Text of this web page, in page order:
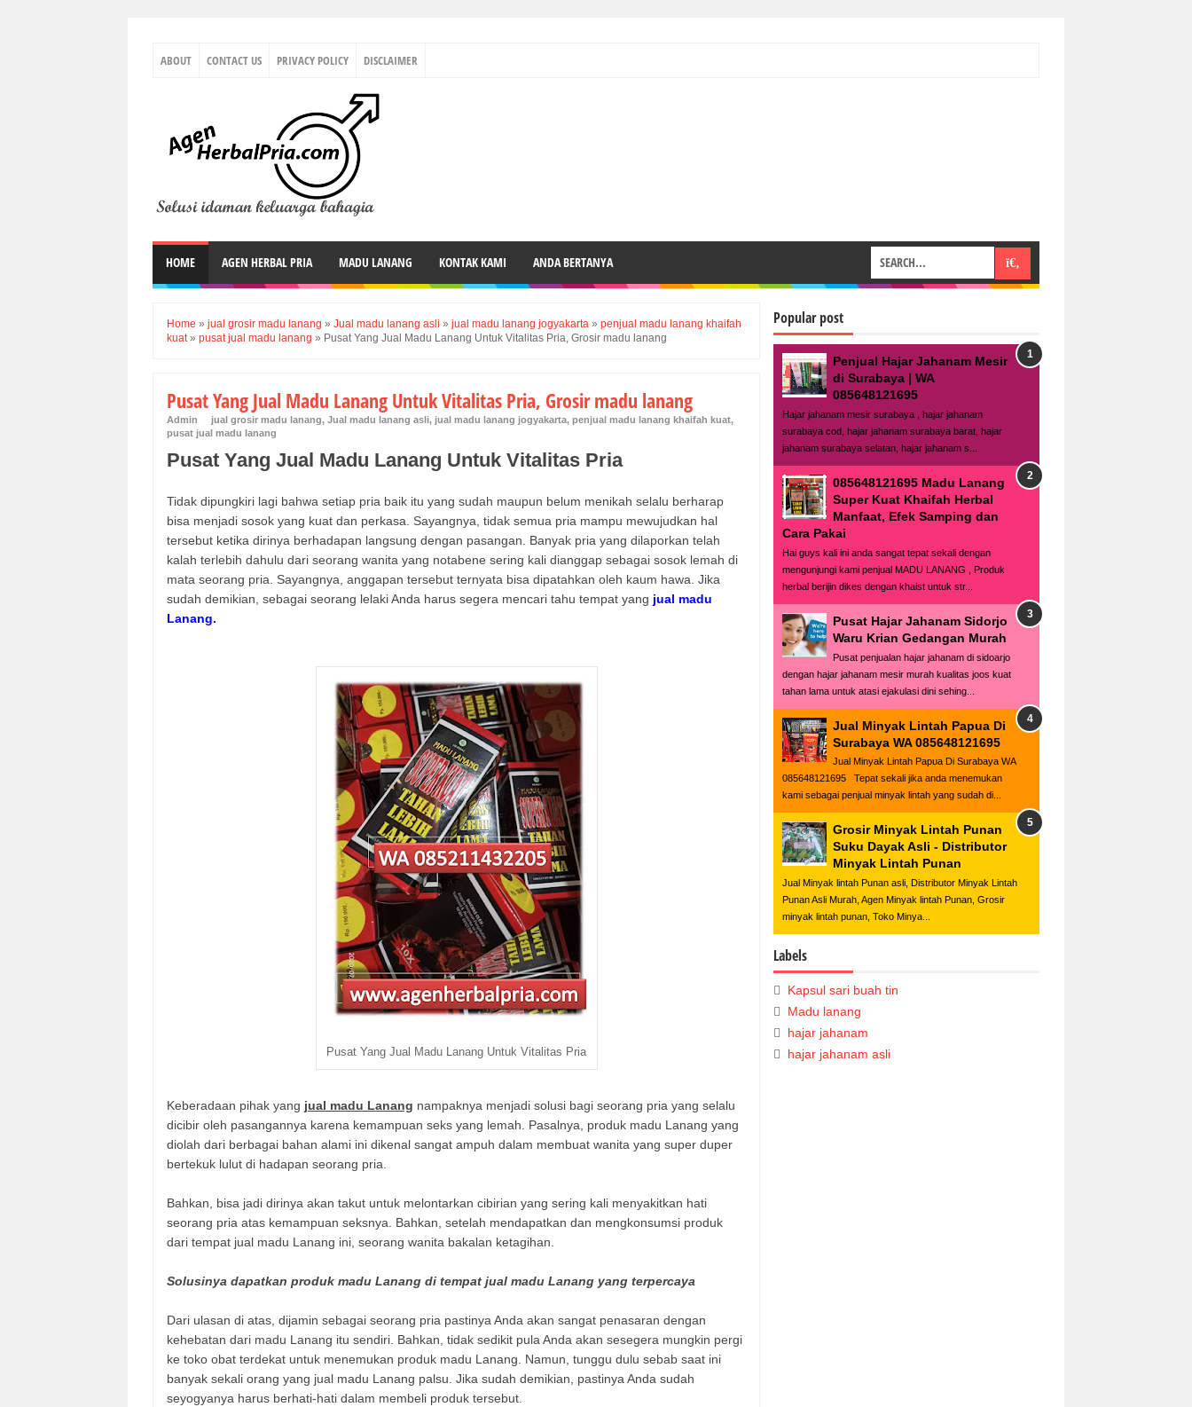
ABOUT CONTACT US PRIVACY POLICY DISCLAIMER
HOME AGEN HERBAL PRIA MADU LANANG KONTAK KAMI ANDA BERTANYA
Home » jual grosir madu lanang » Jual madu lanang asli » jual madu lanang jogyakarta » penjual madu lanang khaifah
kuat» pusat jual madu lanang » Pusat Yang Jual Madu Lanang Untuk Vitalitas Pria, Grosir madu lanang
Pusat Yang Jual Madu Lanang Untuk Vitalitas Pria, Grosir madu lanang
Admin jual grosir madu lanang, Jual madu lanang asli, jual madu lanang jogyakarta, penjual madu lanang khaifah kuat,
pusat jual madu lanang
Pusat Yang Jual Madu Lanang Untuk Vitalitas Pria
Tidak dipungkiri lagi bahwa setiap pria baik itu yang sudah maupun belum menikah selalu berharap
bisa menjadi sosok yang kuat dan perkasa. Sayangnya, tidak semua pria mampu mewujudkan hal
tersebut ketika dirinya berhadapan langsung dengan pasangan. Banyak pria yang dilaporkan telah
kalah terlebih dahulu dari seorang wanita yang notabene sering kali dianggap sebagai sosok lemah di
mata seorang pria. Sayangnya, anggapan tersebut ternyata bisa dipatahkan oleh kaum hawa. Jika
sudah demikian, sebagai seorang lelaki Anda harus segera mencari tahu tempat yang jual madu
Lanang.
Pusat Yang Jual Madu Lanang Untuk Vitalitas Pria
Keberadaan pihak yang jual madu Lanang nampaknya menjadi solusi bagi seorang pria yang selalu
dicibir oleh pasangannya karena kemampuan seks yang lemah. Pasalnya, produk madu Lanang yang
diolah dari berbagai bahan alami ini dikenal sangat ampuh dalam membuat wanita yang super duper
bertekuk lulut di hadapan seorang pria.
Bahkan, bisa jadi dirinya akan takut untuk melontarkan cibirian yang sering kali menyakitkan hati
seorang pria atas kemampuan seksnya. Bahkan, setelah mendapatkan dan mengkonsumsi produk
dari tempat jual madu Lanang ini, seorang wanita bakalan ketagihan.
Solusinya dapatkan produk madu Lanang di tempat jual madu Lanang yang terpercaya
Dari ulasan di atas, dijamin sebagai seorang pria pastinya Anda akan sangat penasaran dengan
kehebatan dari madu Lanang itu sendiri. Bahkan, tidak sedikit pula Anda akan sesegera mungkin pergi
ke toko obat terdekat untuk menemukan produk madu Lanang. Namun, tunggu dulu sebab saat ini
banyak sekali orang yang jual madu Lanang palsu. Jika sudah demikian, pastinya Anda sudah
seyogyanya harus berhati-hati dalam membeli produk tersebut.
Popular post
Penjual Hajar Jahanam Mesir
di Surabaya | WA
085648121695
Hajar jahanam mesir surabaya , hajar jahanam
surabaya cod, hajar jahanam surabaya barat, hajar
jahanam surabaya selatan, hajar jahanam s...
085648121695 Madu Lanang
Super Kuat Khaifah Herbal
Manfaat, Efek Samping dan
Cara Pakai
Hai guys kali ini anda sangat tepat sekali dengan
mengunjungi kami penjual MADU LANANG , Produk
herbal berijin dikes dengan khaist untuk str...
Pusat Hajar Jahanam Sidorjo
Waru Krian Gedangan Murah
Pusat penjualan hajar jahanam di sidoarjo
dengan hajar jahanam mesir murah kualitas joos kuat
tahan lama untuk atasi ejakulasi dini sehing...
Jual Minyak Lintah Papua Di
Surabaya WA 085648121695
Jual Minyak Lintah Papua Di Surabaya WA
085648121695 Tepat sekali jika anda menemukan
kami sebagai penjual minyak lintah yang sudah di...
Grosir Minyak Lintah Punan
Suku Dayak Asli - Distributor
Minyak Lintah Punan
Jual Minyak lintah Punan asli, Distributor Minyak Lintah
Punan Asli Murah, Agen Minyak lintah Punan, Grosir
minyak lintah punan, Toko Minya...
Labels
Kapsul sari buah tin
Madu lanang
hajar jahanam
hajar jahanam asli